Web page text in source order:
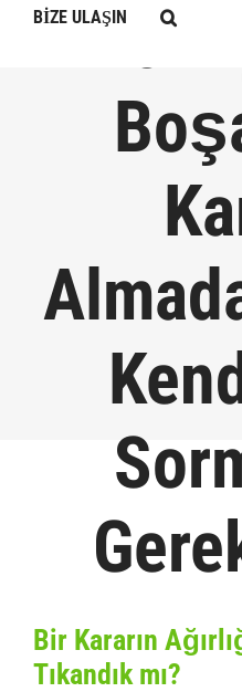
BİZE ULAŞINYol
Bir Kararın
Tıkandık mı?